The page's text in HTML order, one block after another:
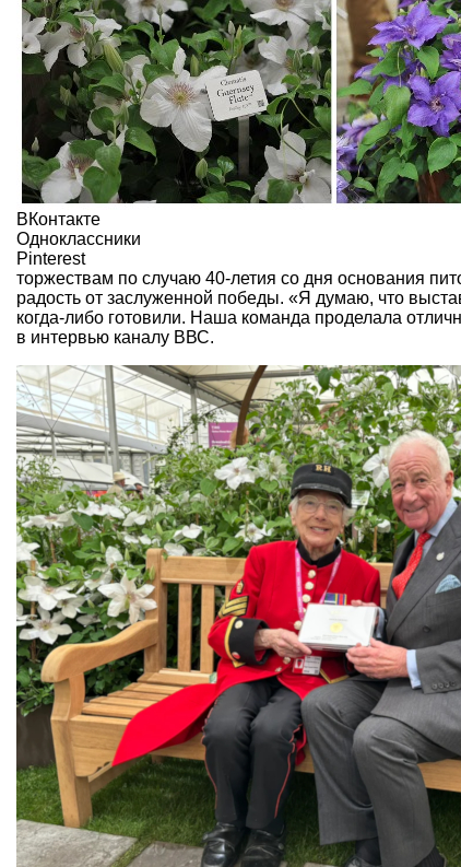
ВКонтакте
Одноклассники
Pinterest
торжествам по случаю 40-летия со дня основания
радость от заслуженной победы. «Я думаю, что
когда-либо готовили. Наша команда проделала
в интервью каналу ВВС.